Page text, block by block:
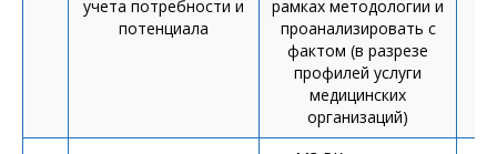
учета потребности и
потенциала
рамках методологии и
проанализировать с
фактом (в разрезе
профилей услуги
медицинских
организаций)